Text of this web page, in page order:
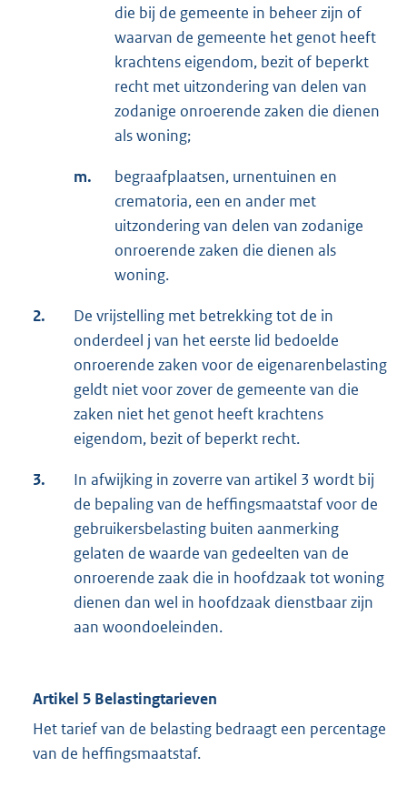
die bij de gemeente in beheer zijn of
waarvan de gemeente het genot heeft
krachtens eigendom, bezit of beperkt
recht met uitzondering van delen van
zodanige onroerende zaken die dienen
als woning;
m.
begraafplaatsen, urnentuinen en
crematoria, een en ander met
uitzondering van delen van zodanige
onroerende zaken die dienen als
woning.
2.
De vrijstelling met betrekking tot de in
onderdeel j van het eerste lid bedoelde
onroerende zaken voor de eigenarenbelasting
geldt niet voor zover de gemeente van die
zaken niet het genot heeft krachtens
eigendom, bezit of beperkt recht.
3.
In afwijking in zoverre van artikel 3 wordt bij
de bepaling van de heffingsmaatstaf voor de
gebruikersbelasting buiten aanmerking
gelaten de waarde van gedeelten van de
onroerende zaak die in hoofdzaak tot woning
dienen dan wel in hoofdzaak dienstbaar zijn
aan woondoeleinden.
Artikel 5 Belastingtarieven
Het tarief van de belasting bedraagt een percentage
van de heffingsmaatstaf.